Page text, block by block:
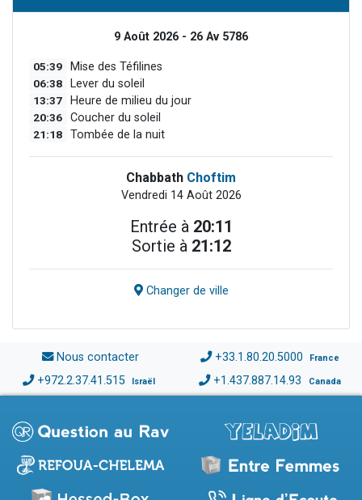
9 Août 2026 - 26 Av 5786
05:39 Mise des Téfilines
06:38 Lever du soleil
13:37 Heure de milieu du jour
20:36 Coucher du soleil
21:18 Tombée de la nuit
Chabbath Choftim
Vendredi 14 Août 2026
Entrée à 20:11
Sortie à 21:12
Changer de ville
Nous contacter +33.1.80.20.5000 France
+972.2.37.41.515 Israël +1.437.887.14.93 Canada